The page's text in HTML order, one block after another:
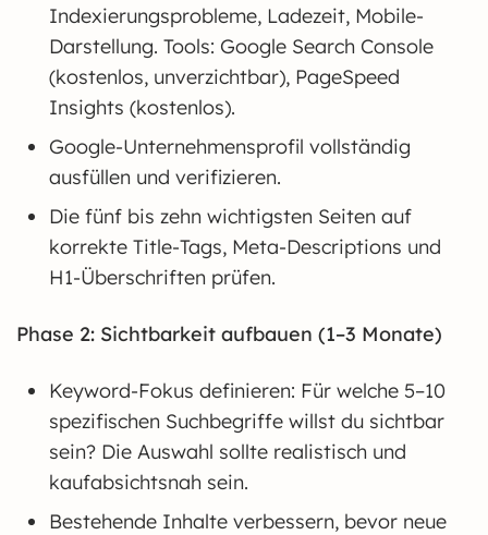
Indexierungsprobleme, Ladezeit, Mobile-
Darstellung. Tools: Google Search Console
(kostenlos, unverzichtbar), PageSpeed
Insights (kostenlos).
Google-Unternehmensprofil vollständig
ausfüllen und verifizieren.
Die fünf bis zehn wichtigsten Seiten auf
korrekte Title-Tags, Meta-Descriptions und
H1-Überschriften prüfen.
Phase 2: Sichtbarkeit aufbauen (1–3 Monate)
Keyword-Fokus definieren: Für welche 5–10
spezifischen Suchbegriffe willst du sichtbar
sein? Die Auswahl sollte realistisch und
kaufabsichtsnah sein.
Bestehende Inhalte verbessern, bevor neue